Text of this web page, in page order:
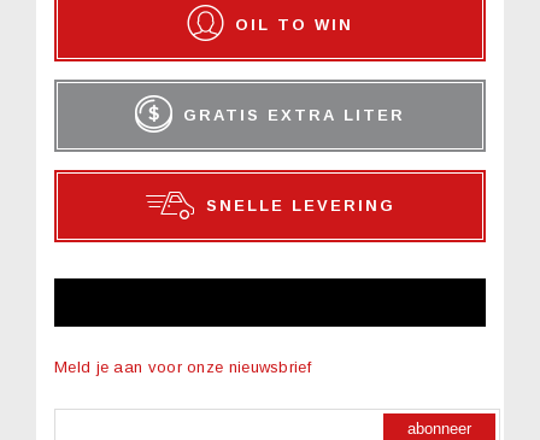
OIL TO WIN
GRATIS EXTRA LITER
SNELLE LEVERING
Meld je aan voor onze nieuwsbrief
abonneer